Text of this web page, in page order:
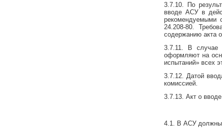
3.7.10. По
вводе АСУ в
рекомендуемыми
24.208-80.
содержанию акта
3.7.11. В случае
оформляют на
испытаний» всех
3.7.12. Датой
комиссией.
3.7.13. Акт о
4.1. В АСУ должны